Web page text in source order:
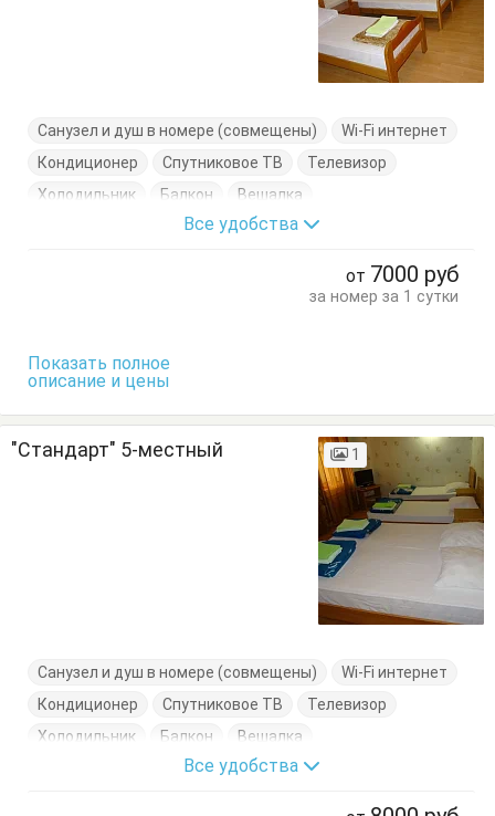
Санузел и душ в номере (совмещены)
Wi-Fi интернет
Кондиционер
Спутниковое ТВ
Телевизор
Холодильник
Балкон
Вешалка
Кровати односпальные
Пуфик Стулья
Все удобства
от 7000 руб
за номер за 1 сутки
Показать полное
описание и цены
"Стандарт" 5-местный 1
Санузел и душ в номере (совмещены)
Wi-Fi интернет
Кондиционер
Спутниковое ТВ
Телевизор
Холодильник
Балкон
Вешалка
Кровати односпальные
Пуфик Стулья
Все удобства